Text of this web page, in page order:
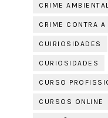
CRIME
CRIME CONTRA A
CUIRIOSIDADES
CURIOSIDADES
CURSO
CURSOS ONLINE